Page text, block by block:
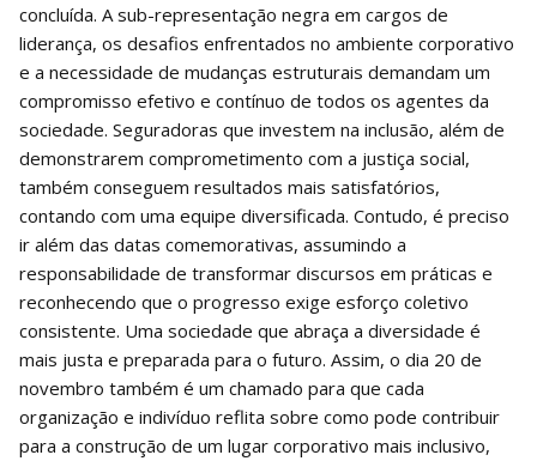
concluída. A sub-representação negra em cargos de
liderança, os desafios enfrentados no ambiente corporativo
e a necessidade de mudanças estruturais demandam um
compromisso efetivo e contínuo de todos os agentes da
sociedade. Seguradoras que investem na inclusão, além de
demonstrarem comprometimento com a justiça social,
também conseguem resultados mais satisfatórios,
contando com uma equipe diversificada. Contudo, é preciso
ir além das datas comemorativas, assumindo a
responsabilidade de transformar discursos em práticas e
reconhecendo que o progresso exige esforço coletivo
consistente. Uma sociedade que abraça a diversidade é
mais justa e preparada para o futuro. Assim, o dia 20 de
novembro também é um chamado para que cada
organização e indivíduo reflita sobre como pode contribuir
para a construção de um lugar corporativo mais inclusivo,